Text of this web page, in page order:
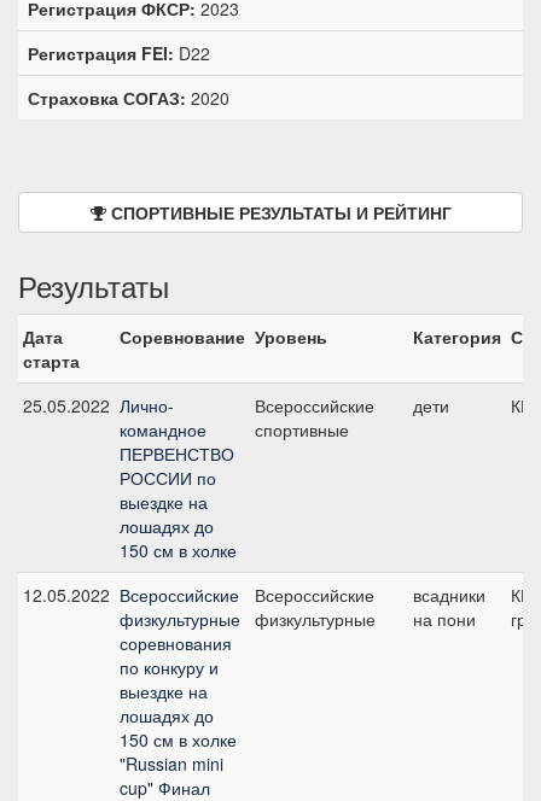
Регистрация ФКСР: 2023
Регистрация FEI: D22
Страховка СОГАЗ: 2020
СПОРТИВНЫЕ РЕЗУЛЬТАТЫ И РЕЙТИНГ
Результаты
Дата
старта
Соревнование Уровень Категория
25.05.2022 Лично-
командное
ПЕРВЕНСТВО
РОССИИ по
выездке на
лошадях до
150 см в холке
Всероссийские
спортивные
дети КП,
12.05.2022 Всероссийские
физкультурные
соревнования
по конкуру и
выездке на
лошадях до
150 см в холке
"Russian mini
cup" Финал
Всероссийские
физкультурные
всадники
на пони